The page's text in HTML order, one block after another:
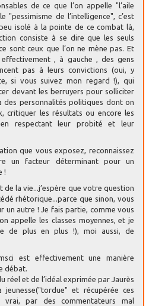
de ce que l’on appelle "l’aile
"pessimisme de l’intelligence", c’est
isolé à la pointe de ce combat là,
consiste à se dire que les seuls
sont ceux que l’on ne mène pas. Et
, à gauche , des gens
pas à leurs convictions (oui, y
si vous suivez mon regard !), qui
devant les berruyers pour solliciter
des personnalités politiques dont on
critiquer les résultats ou encore les
respectant leur probité et leur
que vous exposez, reconnaissez
un facteur déterminant pour un
!
de la vie...j’espère que votre question
rhétorique...parce que sinon, vous
un autre ! Je fais partie, comme vous
appelle les classes moyennes, et je
de plus en plus !), moi aussi, de
est effectivement une manière
débat.
réel et de l’idéal exprimée par Jaurès
et récupérée ces
par des commentateurs mal